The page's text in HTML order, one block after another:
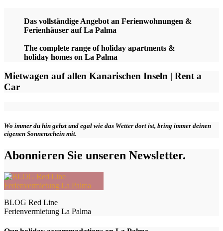
Das vollständige Angebot an Ferienwohnungen &
Ferienhäuser auf La Palma
The complete range of holiday apartments &
holiday homes on La Palma
Mietwagen auf allen Kanarischen Inseln | Rent a
Car
Wo immer du hin gehst und egal wie das Wetter dort ist, bring immer deinen
eigenen Sonnenschein mit.
Abonnieren Sie unseren Newsletter.
BLOG Red Line
Ferienvermietung La Palma